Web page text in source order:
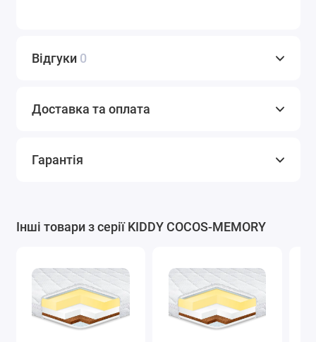
Відгуки 0
Доставка та оплата
Гарантія
Інші товари з серії KIDDY COCOS-MEMORY